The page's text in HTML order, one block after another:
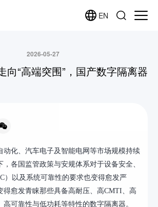
EN
2026-05-27
向“高端突围”，国产数字隔离器
动化、汽车电子及智能电网等市场规模持续
，各国监管政策与安规体系对于设备安全、
）以及系统可靠性的要求也变得愈发严
得愈发青睐那些具备高耐压、高CMTI、高
可靠性与低功耗等特性的数字隔离器。